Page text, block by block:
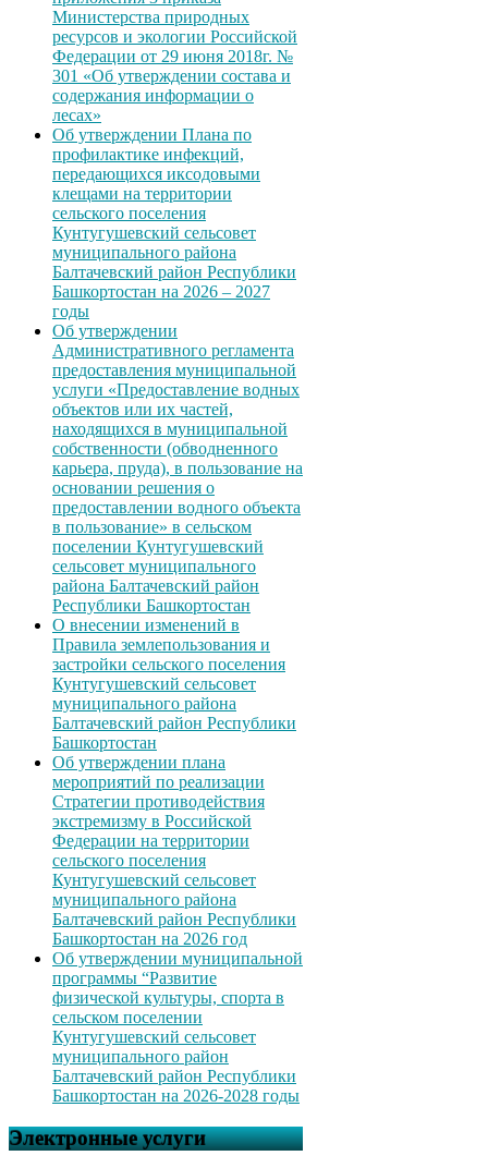
Министерства природных
ресурсов и экологии Российской
Федерации от 29 июня 2018г. №
301 «Об утверждении состава и
содержания информации о
лесах»
Об утверждении Плана по
профилактике инфекций,
передающихся иксодовыми
клещами на территории
сельского поселения
Кунтугушевский сельсовет
муниципального района
Балтачевский район Республики
Башкортостан на 2026 – 2027
годы
Об утверждении
Административного регламента
предоставления муниципальной
услуги «Предоставление водных
объектов или их частей,
находящихся в муниципальной
собственности (обводненного
карьера, пруда), в пользование на
основании решения о
предоставлении водного объекта
в пользование» в сельском
поселении Кунтугушевский
сельсовет муниципального
района Балтачевский район
Республики Башкортостан
О внесении изменений в
Правила землепользования и
застройки сельского поселения
Кунтугушевский сельсовет
муниципального района
Балтачевский район Республики
Башкортостан
Об утверждении плана
мероприятий по реализации
Стратегии противодействия
экстремизму в Российской
Федерации на территории
сельского поселения
Кунтугушевский сельсовет
муниципального района
Балтачевский район Республики
Башкортостан на 2026 год
Об утверждении муниципальной
программы “Развитие
физической культуры, спорта в
сельском поселении
Кунтугушевский сельсовет
муниципального район
Балтачевский район Республики
Башкортостан на 2026-2028 годы
Электронные услуги